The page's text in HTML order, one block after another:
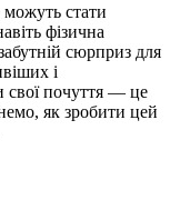
можуть стати
фізична
сюрприз для
і
свої почуття — це
як зробити цей